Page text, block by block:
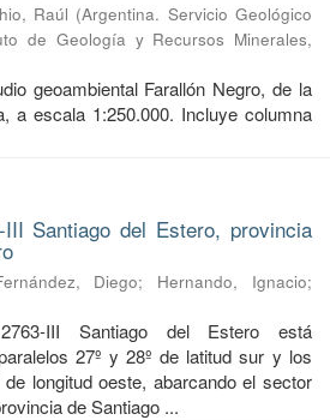
Raúl (Argentina. Servicio Geológico
de Geología y Recursos Minerales,
geoambiental Farallón Negro, de la
a escala 1:250.000. Incluye columna
III Santiago del Estero, provincia
Diego; Hernando, Ignacio;
III Santiago del Estero está
27º y 28º de latitud sur y los
de longitud oeste, abarcando el sector
de Santiago ...